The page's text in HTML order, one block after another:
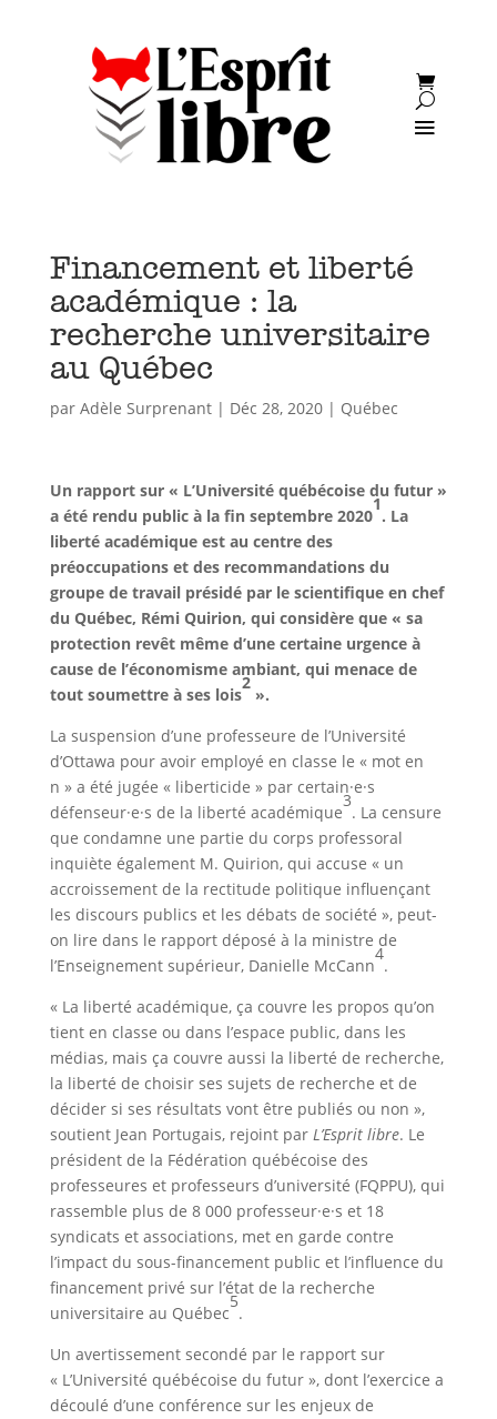
Financement et liberté
académique : la
recherche universitaire
au Québec
par Adèle Surprenant| Déc 28, 2020| Québec
Un rapport sur « L’Université québécoise du futur »
a été rendu public à la fin septembre 2020
1
. La
liberté académique est au centre des
préoccupations et des recommandations du
groupe de travail présidé par le scientifique en chef
du Québec, Rémi Quirion, qui considère que « sa
protection revêt même d’une certaine urgence à
cause de l’économisme ambiant, qui menace de
tout soumettre à ses lois
2
».
La suspension d’une professeure de l’Université
d’Ottawa pour avoir employé en classe le « mot en
n » a été jugée « liberticide » par certain·e·s
défenseur·e·s de la liberté académique
3
. La censure
que condamne une partie du corps professoral
inquiète également M. Quirion, qui accuse « un
accroissement de la rectitude politique influençant
les discours publics et les débats de société », peut-
on lire dans le rapport déposé à la ministre de
l’Enseignement supérieur, Danielle McCann
4
.
« La liberté académique, ça couvre les propos qu’on
tient en classe ou dans l’espace public, dans les
médias, mais ça couvre aussi la liberté de recherche,
la liberté de choisir ses sujets de recherche et de
décider si ses résultats vont être publiés ou non »,
soutient Jean Portugais, rejoint par L’Esprit libre. Le
président de la Fédération québécoise des
professeures et professeurs d’université (FQPPU), qui
rassemble plus de 8 000 professeur·e·s et 18
syndicats et associations, met en garde contre
l’impact du sous-financement public et l’influence du
financement privé sur l’état de la recherche
universitaire au Québec
5
.
Un avertissement secondé par le rapport sur
« L’Université québécoise du futur », dont l’exercice a
découlé d’une conférence sur les enjeux de